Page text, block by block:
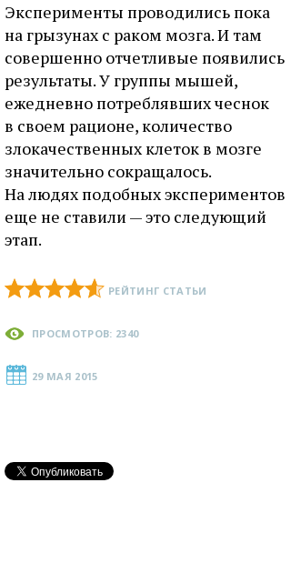
Эксперименты проводились пока
на грызунах с раком мозга. И там
совершенно отчетливые появились
результаты. У группы мышей,
ежедневно потреблявших чеснок
в своем рационе, количество
злокачественных клеток в мозге
значительно сокращалось.
На людях подобных экспериментов
еще не ставили — это следующий
этап.
РЕЙТИНГ СТАТЬИ
ПРОСМОТРОВ: 2340
29 МАЯ 2015